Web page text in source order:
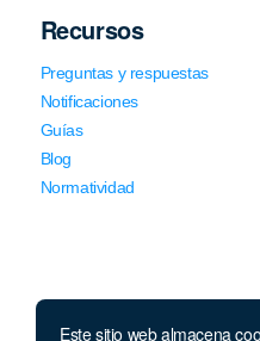
Este sitio web almacena
Recursos
Preguntas y respuestas
Notificaciones
Guías
Blog
Normatividad